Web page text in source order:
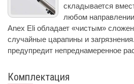
складывается
любом
Anex Eli обладает «чистым»
случайные царапины и
предупредит непреднамеренное
Комплектация